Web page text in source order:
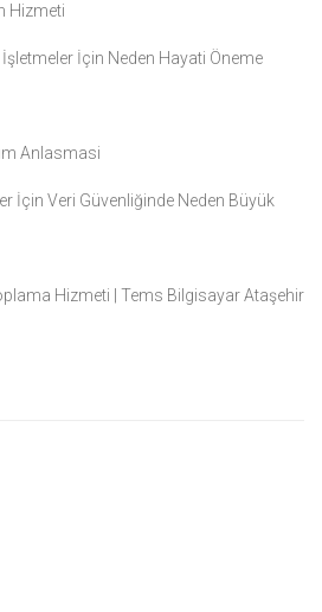
Hizmeti
İçin Neden Hayati Öneme
Anlasmasi
İçin Veri Güvenliğinde Neden Büyük
Hizmeti | Tems Bilgisayar Ataşehir